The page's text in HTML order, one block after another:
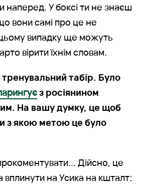
У боксі ти не знаєш
вони самі про це не
випадку ще можуть
вірити їхнім словам.
табір. Було
з росіянином
На вашу думку, це щоб
з якою метою це було
Дійсно, це
на Усика на кшталт: